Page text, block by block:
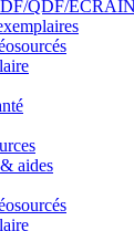
QDF/
aides